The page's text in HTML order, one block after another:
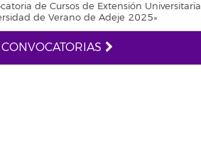
de Cursos de Extensión Universitaria
de Verano de Adeje 2025»